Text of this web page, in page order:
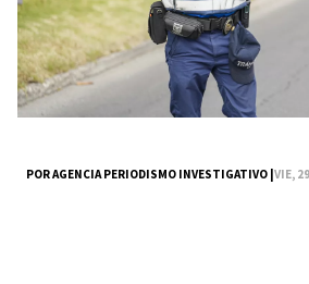
POR AGENCIA PERIODISMO INVESTIGATIVO |VIE,